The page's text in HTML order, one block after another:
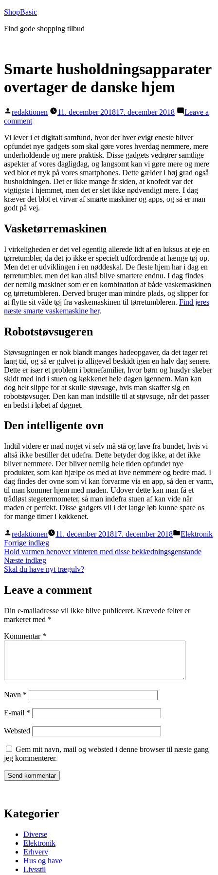
Videre
indhold
ShopBasic
Find gode shopping tilbud
Smarte husholdningsapparater
overtager de danske hjem
Posted
by
redaktionen 11. december 201817. december 2018
Leave a
commenton
husholdningsapparater
overtager
de
danske
hjem
Vi lever i et digitalt samfund, hvor der hver evigt eneste bliver
opfundet nye gadgets som skal gøre vores hverdag nemmere, mere
underholdende og mere praktisk. Disse gadgets vedrører samtlige
aspekter af vores dagligdag, og langsomt kan vi gøre mere og mere
ved blot et tryk på vores smartphones. Dette gælder i høj grad også
husholdningen. Det er ikke mange år siden, at knofedt var det
vigtigste i hjemmet, men det er slet ikke nødvendigt mere. I dag
kræver det blot et virvar af smarte maskiner og apps, og så er man
godt på vej.
Vasketørremaskinen
I virkeligheden er det vel egentlig allerede lidt af en luksus at eje en
tørretumbler, da det jo ikke er specielt udfordrende at hænge tøj op.
Men det er udviklingen i en nøddeskal. De fleste hjem har i dag en
tørretumbler, men det kan altså blive smartere endnu. I dag findes
der nemlig maskiner som er en kombination af både vaskemaskinen
og tørretumbleren. Derved bruger man mindre plads, og slipper for
at flytte sit våde tøj fra vaskemaskinen til tørretumbleren. Find jeres
næste smarte vaskemaskine her.
Robotstøvsugeren
Støvsugningen er nok blandt manges hadeopgaver, da det tager ret
lang tid, og så er gulvet jo alligevel beskidt igen en halv dag senere.
Dette er især et problem i børnefamilier, hvor børn og husdyr slæber
skidt med ind i stuen og køkkenet hele dagen igennem. Man kan
dog helt slippe for at skulle støvsuge, hvis man skaffer sig en
robotstøvsuger. Den kan man indstille til at støvsuge, når det passer
en bedst i løbet af døgnet.
Den intelligente ovn
Indtil videre er mad noget vi selv må stå og lave fra bundet, hvis vi
altså ikke bestiller det udefra. Dette betyder dog ikke, at det ikke
bliver nemmere. Der bliver nemlig hele tiden opfundet nye
produkter, som kan hjælpe os med at lave nemmere og bedre mad. I
dag findes der ovne som vi kan forvarme via en app, så den er varm,
til man kommer hjem med maden. Udover dette kan man få et
trådløst stegetermometer, så man indefra stuen af kan vide når
maden er perfekt. Disse gadgets vil i det lange løb kunne spare os
for mange timer i køkkenet.
Posted
by
redaktionen 11. december 201817. december 2018
Posted
Elektronik
Indlægsnavigation
Forrige indlægPrevious
post:
Hold varmen henover vinteren med disse beklædningsgenstande
Næste indlægNext
post:
Skal du have nyt trægulv?
Leave a comment
Din e-mailadresse vil ikke blive publiceret. Krævede felter er
markeret med *
Kommentar *
Navn *
E-mail *
Websted
Gem mit navn, mail og websted i denne browser til næste gang
jeg kommenterer.
Kategorier
Diverse
Elektronik
Erhverv
Hus og have
Livsstil